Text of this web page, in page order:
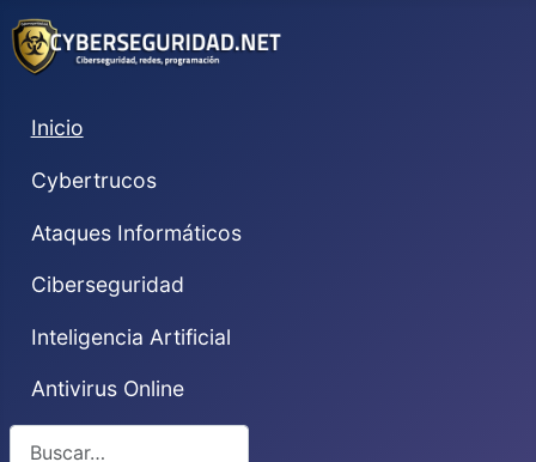
Inicio
Cybertrucos
Ataques Informáticos
Ciberseguridad
Inteligencia Artificial
Antivirus Online